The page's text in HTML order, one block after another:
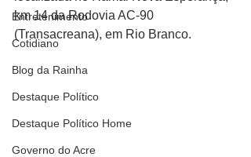
Entretenimento
Cotidiano
Blog da Rainha
Destaque Político
Destaque Político Home
Governo do Acre
km 14 da Rodovia AC-90
(Transacreana), em Rio Branco.